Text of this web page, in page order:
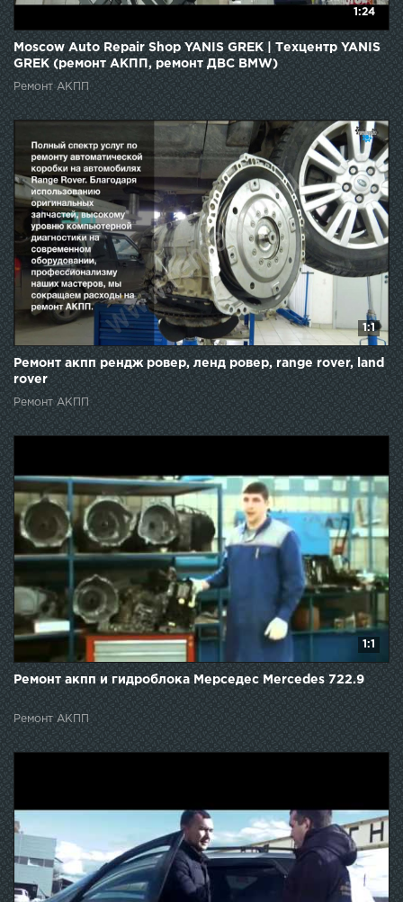
1:24
Moscow Auto Repair Shop YANIS GREK | Техцентр YANIS
GREK (ремонт АКПП, ремонт ДВС BMW)
Ремонт АКПП
1:1
Ремонт акпп рендж ровер, ленд ровер, range rover, land
rover
Ремонт АКПП
1:1
Ремонт акпп и гидроблока Мерседес Mercedes 722.9
Ремонт АКПП